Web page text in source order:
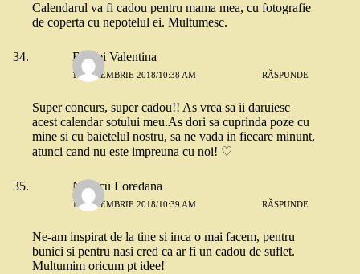
Calendarul va fi cadou pentru mama mea, cu fotografie
de coperta cu nepotelul ei. Multumesc.
Berdei Valentina
13 NOIEMBRIE 2018/10:38 AM RĂSPUNDE
Super concurs, super cadou!! As vrea sa ii daruiesc
acest calendar sotului meu.As dori sa cuprinda poze cu
mine si cu baietelul nostru, sa ne vada in fiecare minunt,
atunci cand nu este impreuna cu noi! ♡
Nitescu Loredana
13 NOIEMBRIE 2018/10:39 AM RĂSPUNDE
Ne-am inspirat de la tine si inca o mai facem, pentru
bunici si pentru nasi cred ca ar fi un cadou de suflet.
Multumim oricum pt idee!